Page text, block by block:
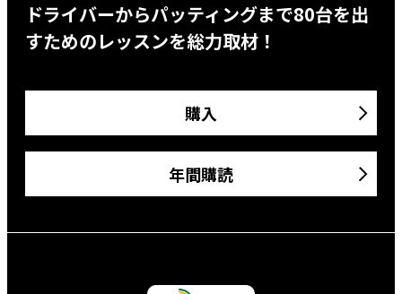
ドライバーからパッティングまで80台を出
すためのレッスンを総力取材！
購入
年間購読